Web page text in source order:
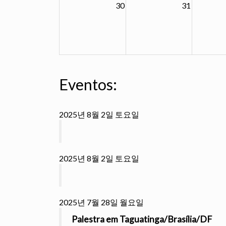
30 31
Eventos:
2025년 8월 2일 토요일
2025년 8월 2일 토요일
2025년 7월 28일 월요일
Palestra em Taguatinga/Brasília/DF